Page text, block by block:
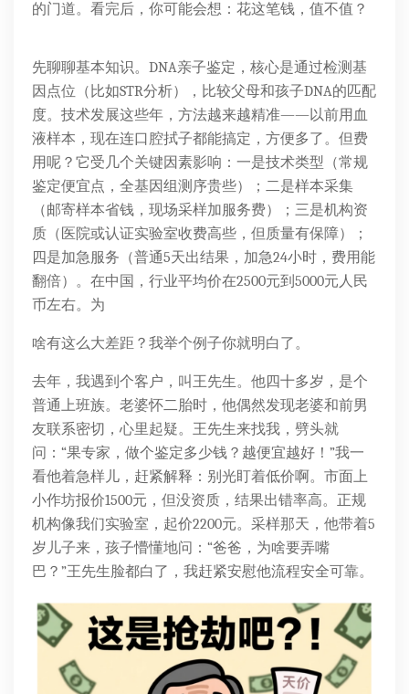
的门道。看完后，你可能会想：花这笔钱，值不值？
先聊聊基本知识。DNA亲子鉴定，核心是通过检测基
因点位（比如STR分析），比较父母和孩子DNA的匹配
度。技术发展这些年，方法越来越精准——以前用血
液样本，现在连口腔拭子都能搞定，方便多了。但费
用呢？它受几个关键因素影响：一是技术类型（常规
鉴定便宜点，全基因组测序贵些）；二是样本采集
（邮寄样本省钱，现场采样加服务费）；三是机构资
质（医院或认证实验室收费高些，但质量有保障）；
四是加急服务（普通5天出结果，加急24小时，费用能
翻倍）。在中国，行业平均价在2500元到5000元人民
币左右。为
啥有这么大差距？我举个例子你就明白了。
去年，我遇到个客户，叫王先生。他四十多岁，是个
普通上班族。老婆怀二胎时，他偶然发现老婆和前男
友联系密切，心里起疑。王先生来找我，劈头就
问：“果专家，做个鉴定多少钱？越便宜越好！”我一
看他着急样儿，赶紧解释：别光盯着低价啊。市面上
小作坊报价1500元，但没资质，结果出错率高。正规
机构像我们实验室，起价2200元。采样那天，他带着5
岁儿子来，孩子懵懂地问：“爸爸，为啥要弄嘴
巴？”王先生脸都白了，我赶紧安慰他流程安全可靠。